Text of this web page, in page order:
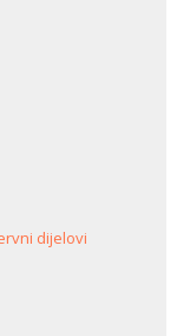
dijelovi